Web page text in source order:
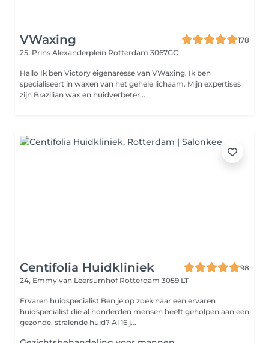
VWaxing
178
25, Prins Alexanderplein Rotterdam 3067GC
Hallo Ik ben Victory eigenaresse van VWaxing. Ik ben
specialiseert in waxen van het gehele lichaam. Mijn expertises
zijn Brazilian wax en huidverbeter...
Centifolia Huidkliniek
98
24, Emmy van Leersumhof Rotterdam 3059 LT
Ervaren huidspecialist Ben je op zoek naar een ervaren
huidspecialist die al honderden mensen heeft geholpen aan een
gezonde, stralende huid? Al 16 j...